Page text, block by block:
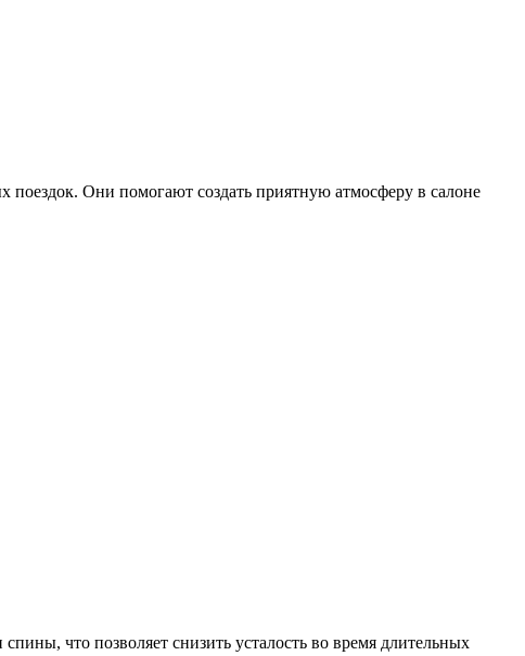
Они помогают создать приятную атмосферу в салоне
что позволяет снизить усталость во время длительных